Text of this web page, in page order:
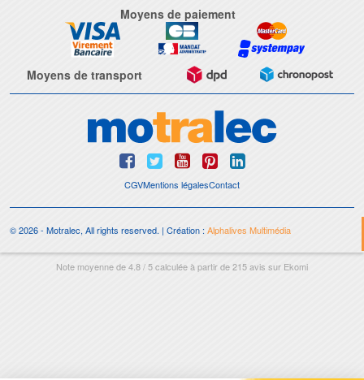
Moyens de paiement
Moyens de transport
CGVMentions légalesContact
© 2026 - Motralec, All rights reserved. | Création :Alphalives Multimédia
Note moyenne de4.8/5calculée à partir de215avis sur Ekomi